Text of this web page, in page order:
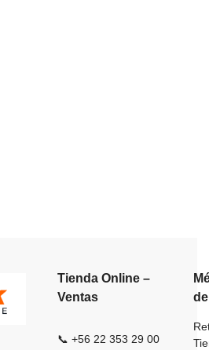
Tienda Online –
Ventas
📞 +56 22 353 29 00